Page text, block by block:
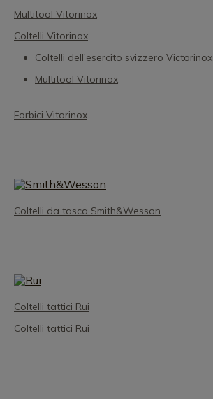
Multitool Vitorinox
Coltelli Vitorinox
Coltelli dell'esercito svizzero Victorinox
Multitool Vitorinox
Forbici Vitorinox
Coltelli da tasca Smith&Wesson
Coltelli tattici Rui
Coltelli tattici Rui